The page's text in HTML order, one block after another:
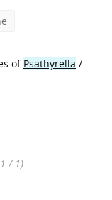
of Psathyrella /
/ 1)